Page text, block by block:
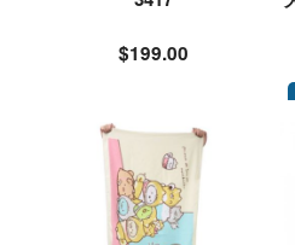
$199.00